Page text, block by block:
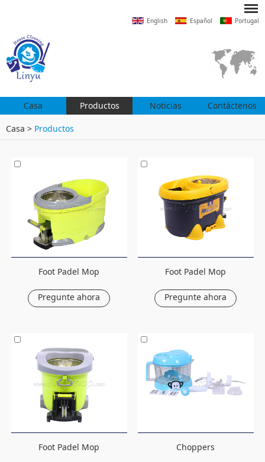
English Español Portugal
Casa Productos Noticias Contáctenos
Casa > Productos
Foot Padel Mop
Pregunte ahora
Foot Padel Mop
Pregunte ahora
Foot Padel Mop Choppers